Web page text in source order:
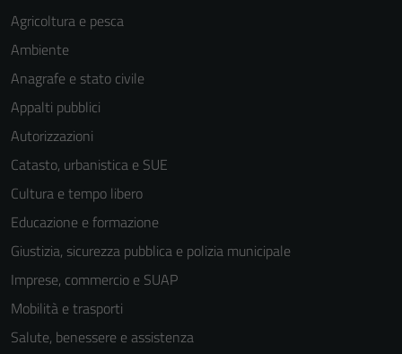
Agricoltura e pesca
Ambiente
Anagrafe e stato civile
Appalti pubblici
Autorizzazioni
Catasto, urbanistica e SUE
Cultura e tempo libero
Educazione e formazione
Giustizia, sicurezza pubblica e polizia municipale
Imprese, commercio e SUAP
Mobilità e trasporti
Salute, benessere e assistenza